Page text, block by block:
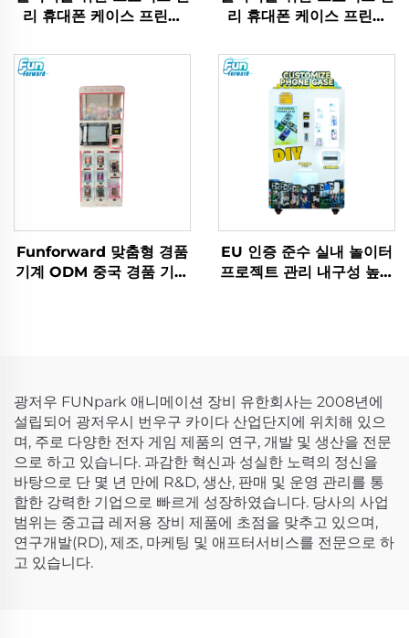
리 휴대폰 케이스 프린터
설치
리 휴대폰 케이스 프린터
설치
Funforward 맞춤형 경품
기계 ODM 중국 경품 기계
EU 인증 준수 실내 놀이터
프로젝트 관리 내구성 높은
광저우 FUNpark 애니메이션 장비 유한회사는 2008년에
설립되어 광저우시 번우구 카이다 산업단지에 위치해 있으
며, 주로 다양한 전자 게임 제품의 연구, 개발 및 생산을 전문
으로 하고 있습니다. 과감한 혁신과 성실한 노력의 정신을
바탕으로 단 몇 년 만에 R&D, 생산, 판매 및 운영 관리를 통
합한 강력한 기업으로 빠르게 성장하였습니다. 당사의 사업
범위는 중고급 레저용 장비 제품에 초점을 맞추고 있으며,
연구개발(RD), 제조, 마케팅 및 애프터서비스를 전문으로 하
고 있습니다.